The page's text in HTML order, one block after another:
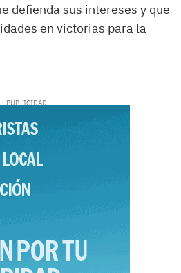
defienda sus intereses y que
en victorias para la